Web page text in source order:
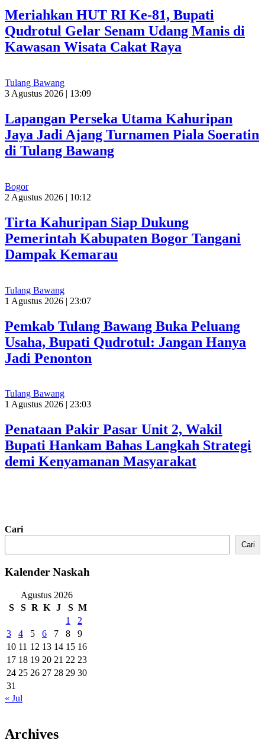
Meriahkan HUT RI Ke-81, Bupati
Qudrotul Gelar Senam Udang Manis di
Kawasan Wisata Cakat Raya
Tulang Bawang
3 Agustus 2026 | 13:09
Lapangan Perseka Utama Kahuripan
Jaya Jadi Ajang Turnamen Piala Soeratin
di Tulang Bawang
Bogor
2 Agustus 2026 | 10:12
Tirta Kahuripan Siap Dukung
Pemerintah Kabupaten Bogor Tangani
Dampak Kemarau
Tulang Bawang
1 Agustus 2026 | 23:07
Pemkab Tulang Bawang Buka Peluang
Usaha, Bupati Qudrotul: Jangan Hanya
Jadi Penonton
Tulang Bawang
1 Agustus 2026 | 23:03
Penataan Pakir Pasar Unit 2, Wakil
Bupati Hankam Bahas Langkah Strategi
demi Kenyamanan Masyarakat
Cari
Cari
Kalender Naskah
Agustus 2026
S
S R K J S M
1
2
3
4 5 6 7 8
9
10 11 12 13 14 15 16
17 18 19 20 21 22 23
24 25 26 27 28 29 30
31
« Jul
Archives